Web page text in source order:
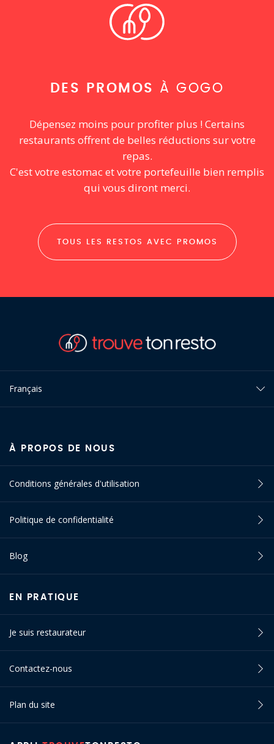
DES PROMOS À GOGO
Dépensez moins pour profiter plus ! Certains
restaurants offrent de belles réductions sur votre
repas.
C'est votre estomac et votre portefeuille bien remplis
qui vous diront merci.
TOUS LES RESTOS AVEC PROMOS
Français
À PROPOS DE NOUS
Conditions générales d'utilisation
Politique de confidentialité
Blog
EN PRATIQUE
Je suis restaurateur
Contactez-nous
Plan du site